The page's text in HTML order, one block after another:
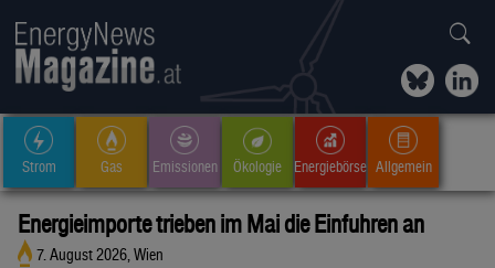
Strom Gas Emissionen Ökologie Energiebörse Allgemein
Energieimporte trieben im Mai die Einfuhren an
7. August 2026, Wien